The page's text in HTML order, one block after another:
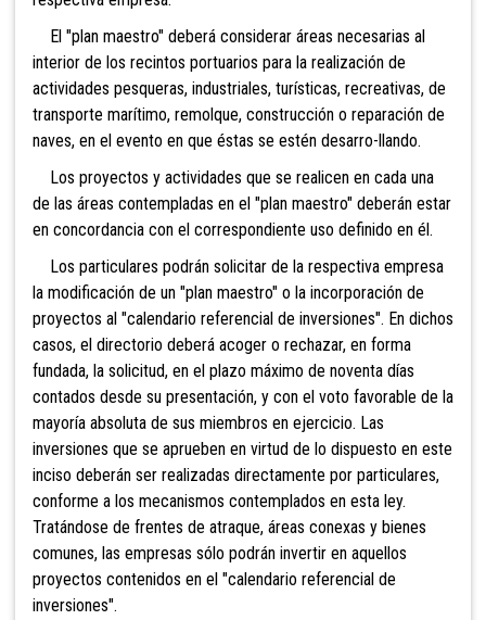
El "plan maestro" deberá considerar áreas necesarias al
interior de los recintos portuarios para la realización de
actividades pesqueras, industriales, turísticas, recreativas, de
transporte marítimo, remolque, construcción o reparación de
naves, en el evento en que éstas se estén desarro-llando.
Los proyectos y actividades que se realicen en cada una
de las áreas contempladas en el "plan maestro" deberán estar
en concordancia con el correspondiente uso definido en él.
Los particulares podrán solicitar de la respectiva empresa
la modificación de un "plan maestro" o la incorporación de
proyectos al "calendario referencial de inversiones". En dichos
casos, el directorio deberá acoger o rechazar, en forma
fundada, la solicitud, en el plazo máximo de noventa días
contados desde su presentación, y con el voto favorable de la
mayoría absoluta de sus miembros en ejercicio. Las
inversiones que se aprueben en virtud de lo dispuesto en este
inciso deberán ser realizadas directamente por particulares,
conforme a los mecanismos contemplados en esta ley.
Tratándose de frentes de atraque, áreas conexas y bienes
comunes, las empresas sólo podrán invertir en aquellos
proyectos contenidos en el "calendario referencial de
inversiones".